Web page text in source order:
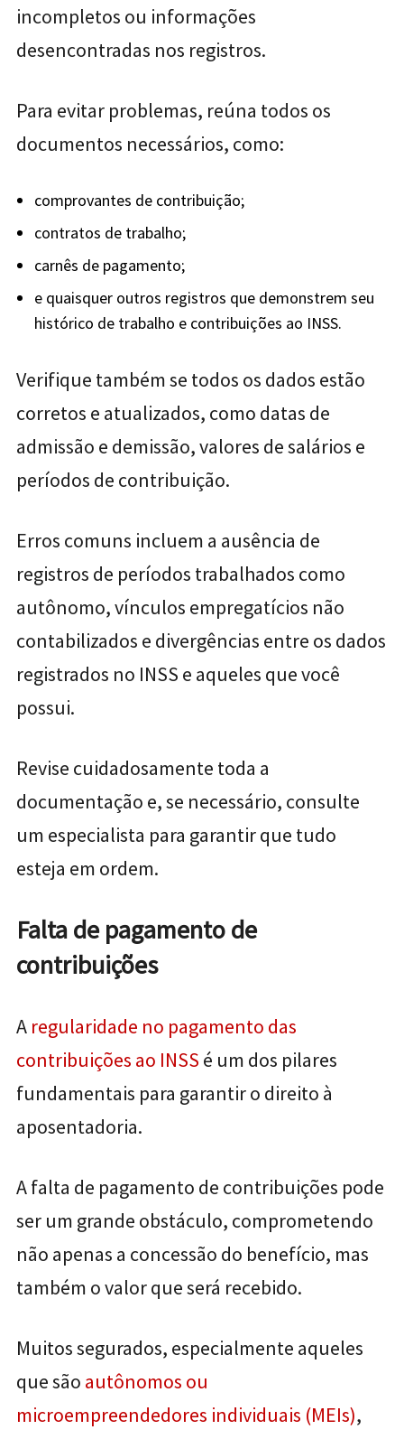
incompletos ou informações
desencontradas nos registros.
Para evitar problemas, reúna todos os
documentos necessários, como:
comprovantes de contribuição;
contratos de trabalho;
carnês de pagamento;
e quaisquer outros registros que demonstrem seu
histórico de trabalho e contribuições ao INSS.
Verifique também se todos os dados estão
corretos e atualizados, como datas de
admissão e demissão, valores de salários e
períodos de contribuição.
Erros comuns incluem a ausência de
registros de períodos trabalhados como
autônomo, vínculos empregatícios não
contabilizados e divergências entre os dados
registrados no INSS e aqueles que você
possui.
Revise cuidadosamente toda a
documentação e, se necessário, consulte
um especialista para garantir que tudo
esteja em ordem.
Falta de pagamento de
contribuições
A regularidade no pagamento das
contribuições ao INSS é um dos pilares
fundamentais para garantir o direito à
aposentadoria.
A falta de pagamento de contribuições pode
ser um grande obstáculo, comprometendo
não apenas a concessão do benefício, mas
também o valor que será recebido.
Muitos segurados, especialmente aqueles
que são autônomos ou
microempreendedores individuais (MEIs),